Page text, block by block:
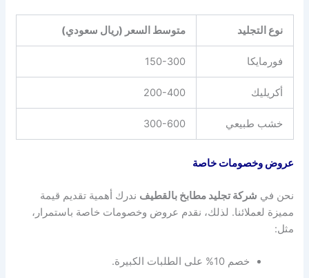
نوع التجليد متوسط السعر (ريال سعودي)
فورمايكا 150-300
أكريليك 200-400
خشب طبيعي 300-600
عروض وخصومات خاصة
نحن في شركة تجليد مطابخ بالقطيف ندرك أهمية تقديم قيمة
مميزة لعملائنا. لذلك، نقدم عروض وخصومات خاصة باستمرار،
مثل:
خصم 10% على الطلبات الكبيرة.